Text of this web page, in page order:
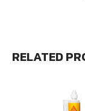
RELATED